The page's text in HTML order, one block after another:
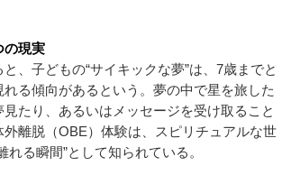
の現実
、子どもの“サイキックな夢”は、7歳までと
る傾向があるという。夢の中で星を旅した
見たり、あるいはメッセージを受け取ること
外離脱（OBE）体験は、スピリチュアルな世
れる瞬間”として知られている。